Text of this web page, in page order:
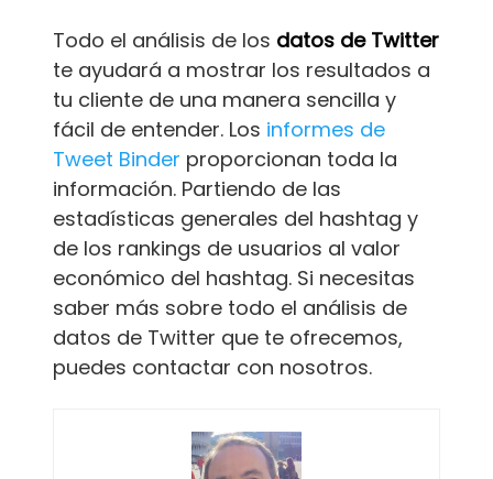
Todo el análisis de los datos de Twitter
te ayudará a mostrar los resultados a
tu cliente de una manera sencilla y
fácil de entender. Los informes de
Tweet Binder proporcionan toda la
información. Partiendo de las
estadísticas generales del hashtag y
de los rankings de usuarios al valor
económico del hashtag. Si necesitas
saber más sobre todo el análisis de
datos de Twitter que te ofrecemos,
puedes contactar con nosotros.